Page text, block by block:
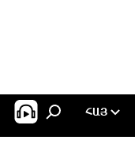
ՀԱՅ